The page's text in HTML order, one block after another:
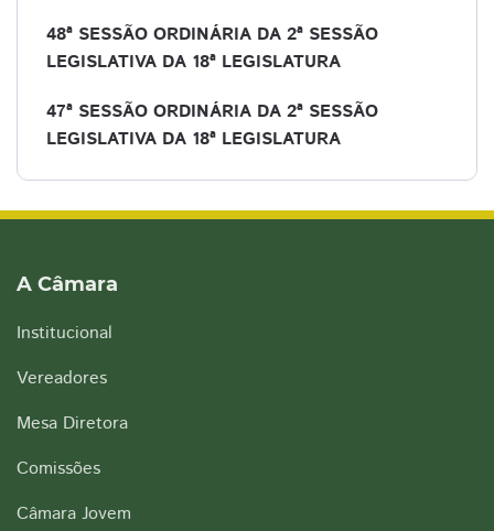
48ª SESSÃO ORDINÁRIA DA 2ª SESSÃO
LEGISLATIVA DA 18ª LEGISLATURA
47ª SESSÃO ORDINÁRIA DA 2ª SESSÃO
LEGISLATIVA DA 18ª LEGISLATURA
A Câmara
Institucional
Vereadores
Mesa Diretora
Comissões
Câmara Jovem